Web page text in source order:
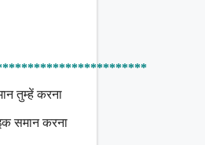
तुम्हें करना
समान करना